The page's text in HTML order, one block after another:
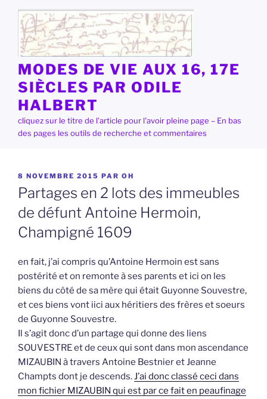
contenu
principal
MODES DE VIE AUX 16, 17E
SIÈCLES PAR ODILE
HALBERT
cliquez sur le titre de l'article pour l'avoir pleine page – En bas
des pages les outils de recherche et commentaires
PUBLIÉ
LE
8 NOVEMBRE 2015 PAR OH
Partages en 2 lots des immeubles
de défunt Antoine Hermoin,
Champigné 1609
en fait, j’ai compris qu’Antoine Hermoin est sans
postérité et on remonte à ses parents et ici on les
biens du côté de sa mère qui était Guyonne Souvestre,
et ces biens vont iici aux héritiers des frères et soeurs
de Guyonne Souvestre.
Il s’agit donc d’un partage qui donne des liens
SOUVESTRE et de ceux qui sont dans mon ascendance
MIZAUBIN à travers Antoine Bestnier et Jeanne
Champts dont je descends.J’ai donc classé ceci dans
mon fichier MIZAUBIN qui est par ce fait en peaufinage